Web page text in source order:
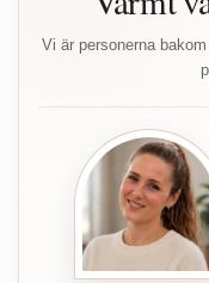
Vi är personerna